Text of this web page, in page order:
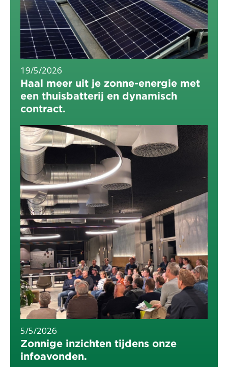
19/5/2026
Haal meer uit je zonne-energie met
een thuisbatterij en dynamisch
contract.
5/5/2026
Zonnige inzichten tijdens onze
infoavonden.